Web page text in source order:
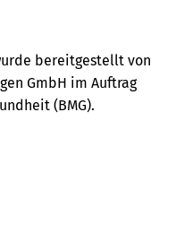
bereitgestellt von
GmbH im Auftrag
(BMG).